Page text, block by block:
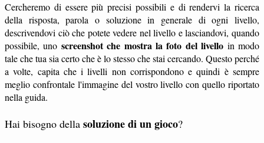
Cercheremo di essere più precisi possibili e di rendervi la ricerca
della risposta, parola o soluzione in generale di ogni livello,
descrivendovi ciò che potete vedere nel livello e lasciandovi, quando
possibile, uno screenshot che mostra la foto del livello in modo
tale che tua sia certo che è lo stesso che stai cercando. Questo perché
a volte, capita che i livelli non corrispondono e quindi è sempre
meglio confrontale l'immagine del vostro livello con quello riportato
nella guida.
Hai bisogno della soluzione di un gioco?